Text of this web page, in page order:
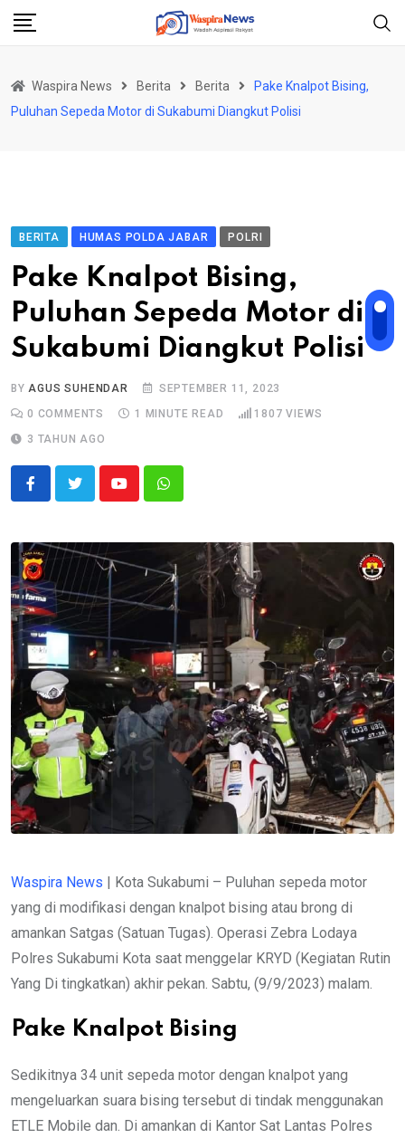
Skip
Waspira News Berita Berita
Pake Knalpot Bising,
Puluhan Sepeda Motor di Sukabumi Diangkut Polisi
BERITA HUMAS POLDA JABAR POLRI
Pake Knalpot Bising,
Puluhan Sepeda Motor di
Sukabumi Diangkut Polisi
BYAGUS SUHENDAR
SEPTEMBER 11, 2023
0 COMMENTS 1 MINUTE READ 1807 VIEWS
3 TAHUN AGO
YoutubeWhatsapp
Waspira News | Kota Sukabumi – Puluhan sepeda motor
yang di modifikasi dengan knalpot bising atau brong di
amankan Satgas (Satuan Tugas). Operasi Zebra Lodaya
Polres Sukabumi Kota saat menggelar KRYD (Kegiatan Rutin
Yang Di tingkatkan) akhir pekan. Sabtu, (9/9/2023) malam.
Pake Knalpot Bising
Sedikitnya 34 unit sepeda motor dengan knalpot yang
mengeluarkan suara bising tersebut di tindak menggunakan
ETLE Mobile dan. Di amankan di Kantor Sat Lantas Polres